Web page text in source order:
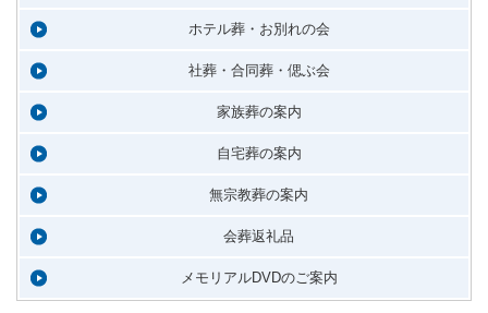
ホテル葬・お別れの会
社葬・合同葬・偲ぶ会
家族葬の案内
自宅葬の案内
無宗教葬の案内
会葬返礼品
メモリアルDVDのご案内